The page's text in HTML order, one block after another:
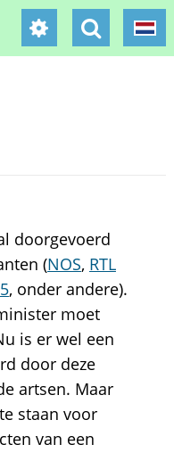
doorgevoerd
(NOS, RTL
, onder andere).
moet
is er wel een
door deze
artsen. Maar
staan voor
van een